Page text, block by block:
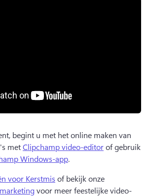
begint u met het online maken van
met Clipchamp video-editor of gebruik
Windows-app.
voor Kerstmis of bekijk onze
voor meer feestelijke video-